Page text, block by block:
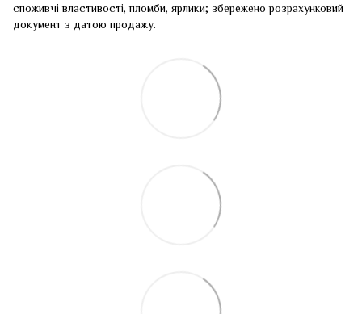
споживчі властивості, пломби, ярлики; збережено розрахунковий
документ з датою продажу.